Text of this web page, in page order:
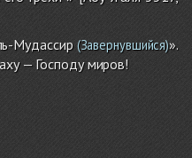
Мудассир(Завернувшийся)».
— Господу миров!